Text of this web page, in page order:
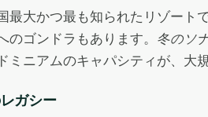
最大かつ最も知られたリゾー
ゴンドラもあります。 冬のソ
ニアムのキャパシティが、大
ガシー